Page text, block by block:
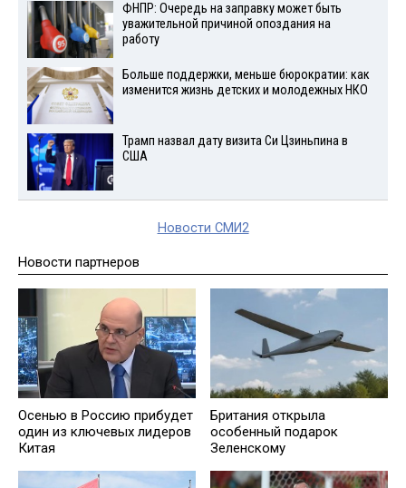
ФНПР: Очередь на заправку может быть
уважительной причиной опоздания на
работу
Больше поддержки, меньше бюрократии: как
изменится жизнь детских и молодежных НКО
Трамп назвал дату визита Си Цзиньпина в
США
Новости СМИ2
Новости партнеров
Осенью в Россию прибудет
один из ключевых лидеров
Китая
Британия открыла
особенный подарок
Зеленскому